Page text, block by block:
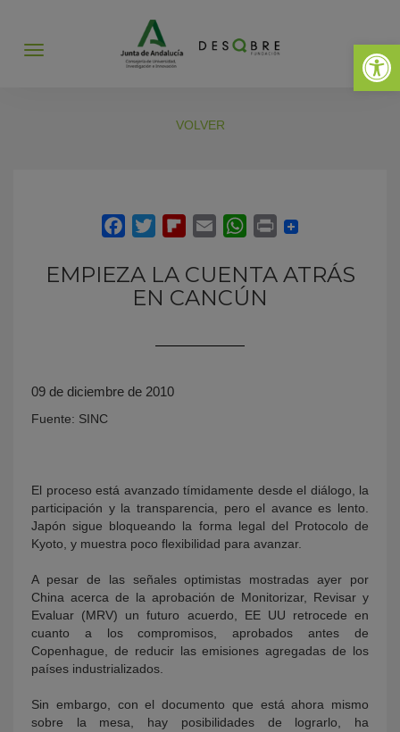
Abrir
Abrir
VOLVER
EMPIEZA LA CUENTA ATRÁS
EN CANCÚN
09 de diciembre de 2010
Fuente: SINC
El proceso está avanzado tímidamente desde el diálogo, la
participación y la transparencia, pero el avance es lento.
Japón sigue bloqueando la forma legal del Protocolo de
Kyoto, y muestra poco flexibilidad para avanzar.
A pesar de las señales optimistas mostradas ayer por
China acerca de la aprobación de Monitorizar, Revisar y
Evaluar (MRV) un futuro acuerdo, EE UU retrocede en
cuanto a los compromisos, aprobados antes de
Copenhague, de reducir las emisiones agregadas de los
países industrializados.
Sin embargo, con el documento que está ahora mismo
sobre la mesa, hay posibilidades de lograrlo, ha